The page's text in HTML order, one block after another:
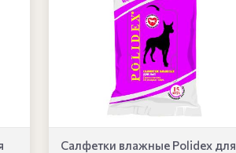
Салфетки влажные Polidex для